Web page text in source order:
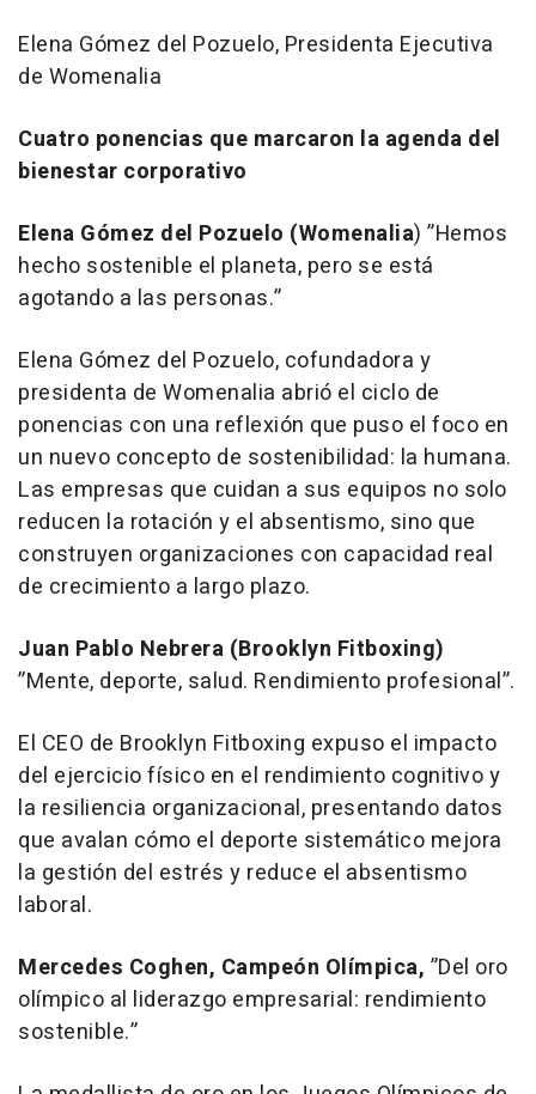
Elena Gómez del Pozuelo, Presidenta Ejecutiva
de Womenalia
Cuatro ponencias que marcaron la agenda del
bienestar corporativo
Elena Gómez del Pozuelo (Womenalia) ”Hemos
hecho sostenible el planeta, pero se está
agotando a las personas.”
Elena Gómez del Pozuelo, cofundadora y
presidenta de Womenalia abrió el ciclo de
ponencias con una reflexión que puso el foco en
un nuevo concepto de sostenibilidad: la humana.
Las empresas que cuidan a sus equipos no solo
reducen la rotación y el absentismo, sino que
construyen organizaciones con capacidad real
de crecimiento a largo plazo.
Juan Pablo Nebrera (Brooklyn Fitboxing)
”Mente, deporte, salud. Rendimiento profesional”.
El CEO de Brooklyn Fitboxing expuso el impacto
del ejercicio físico en el rendimiento cognitivo y
la resiliencia organizacional, presentando datos
que avalan cómo el deporte sistemático mejora
la gestión del estrés y reduce el absentismo
laboral.
Mercedes Coghen, Campeón Olímpica, ”Del oro
olímpico al liderazgo empresarial: rendimiento
sostenible.”